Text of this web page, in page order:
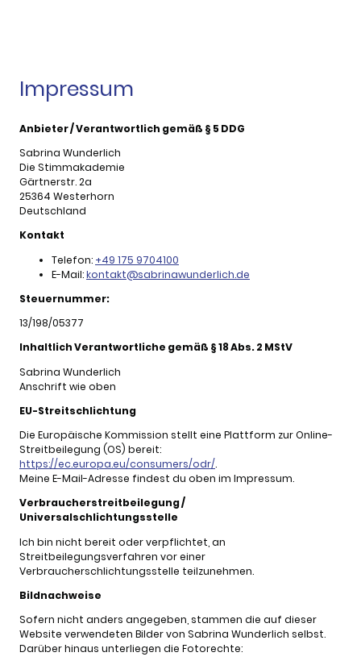
Impressum
Anbieter / Verantwortlich gemäß § 5 DDG
Sabrina Wunderlich
Die Stimmakademie
Gärtnerstr. 2a
25364 Westerhorn
Deutschland
Kontakt
Telefon: +49 175 9704100
E-Mail:kontakt@sabrinawunderlich.de
Steuernummer:
13/198/05377
Inhaltlich Verantwortliche gemäß § 18 Abs. 2 MStV
Sabrina Wunderlich
Anschrift wie oben
EU-Streitschlichtung
Die Europäische Kommission stellt eine Plattform zur Online-
Streitbeilegung (OS) bereit:
https://ec.europa.eu/consumers/odr/.
Meine E-Mail-Adresse findest du oben im Impressum.
Verbraucherstreitbeilegung /
Universalschlichtungsstelle
Ich bin nicht bereit oder verpflichtet, an
Streitbeilegungsverfahren vor einer
Verbraucherschlichtungsstelle teilzunehmen.
Bildnachweise
Sofern nicht anders angegeben, stammen die auf dieser
Website verwendeten Bilder von Sabrina Wunderlich selbst.
Darüber hinaus unterliegen die Fotorechte: